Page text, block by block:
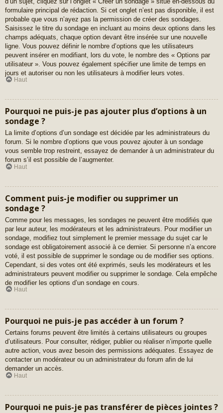
formulaire principal de rédaction. Si cet onglet n’est pas disponible, il est
probable que vous n’ayez pas la permission de créer des sondages.
Saisissez le titre du sondage en incluant au moins deux options dans les
champs adéquats, chaque option devant être insérée sur une nouvelle
ligne. Vous pouvez définir le nombre d’options que les utilisateurs
peuvent insérer en modifiant, lors du vote, le nombre des « Options par
utilisateur ». Vous pouvez également spécifier une limite de temps en
jours et autoriser ou non les utilisateurs à modifier leurs votes.
Haut
Pourquoi ne puis-je pas ajouter plus d’options à un
sondage ?
La limite d’options d’un sondage est décidée par les administrateurs du
forum. Si le nombre d’options que vous pouvez ajouter à un sondage
vous semble trop restreint, essayez de demander à un administrateur du
forum s’il est possible de l’augmenter.
Haut
Comment puis-je modifier ou supprimer un
sondage ?
Comme pour les messages, les sondages ne peuvent être modifiés que
par leur auteur, les modérateurs et les administrateurs. Pour modifier un
sondage, modifiez tout simplement le premier message du sujet car le
sondage est obligatoirement associé à ce dernier. Si personne n’a encore
voté, il est possible de supprimer le sondage ou de modifier ses options.
Cependant, si des votes ont été exprimés, seuls les modérateurs et les
administrateurs peuvent modifier ou supprimer le sondage. Cela empêche
de modifier les options d’un sondage en cours.
Haut
Pourquoi ne puis-je pas accéder à un forum ?
Certains forums peuvent être limités à certains utilisateurs ou groupes
d’utilisateurs. Pour consulter, rédiger, publier ou réaliser n’importe quelle
autre action, vous avez besoin des permissions adéquates. Essayez de
contacter un modérateur ou un administrateur du forum afin de lui
demander un accès.
Haut
Pourquoi ne puis-je pas transférer de pièces jointes ?